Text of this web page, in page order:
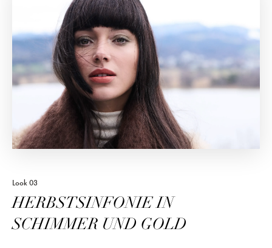
Look 03
HERBSTSINFONIE IN
SCHIMMER UND GOLD